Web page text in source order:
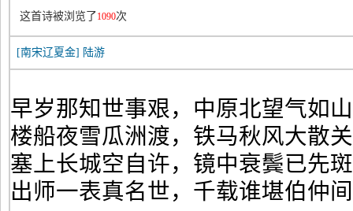
这首诗被浏览了1090次
[南宋辽夏金] 陆游
早岁那知世事艰，中原北望气如
楼船夜雪瓜洲渡，铁马秋风大散
塞上长城空自许，镜中衰鬓已先
出师一表真名世，千载谁堪伯仲